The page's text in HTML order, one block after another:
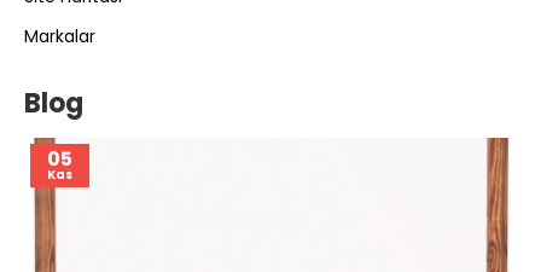
Markalar
Blog
05
Kas